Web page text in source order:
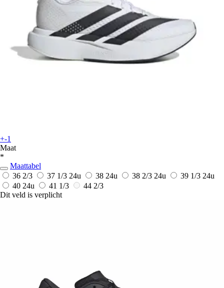
+-1
Maat
*
Maattabel
36 2/3
37 1/3 24u 38 24u 38 2/3 24u 39 1/3 24u
40 24u 41 1/3
44 2/3
Dit veld is verplicht